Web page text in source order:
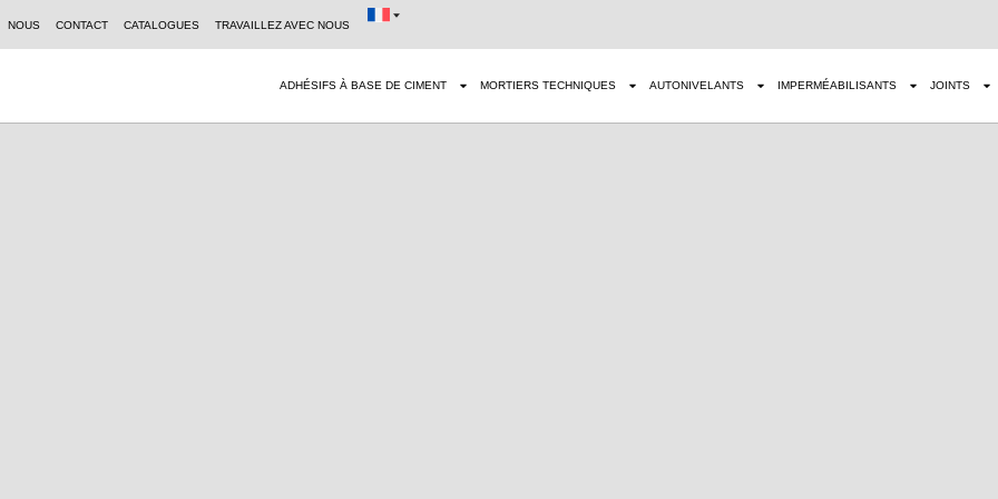
NOUS CONTACT CATALOGUES TRAVAILLEZ AVEC NOUS
ADHÉSIFS À BASE DE CIMENT MORTIERS TECHNIQUES AUTONIVELANTS IMPERMÉABILISANTS JOINTS